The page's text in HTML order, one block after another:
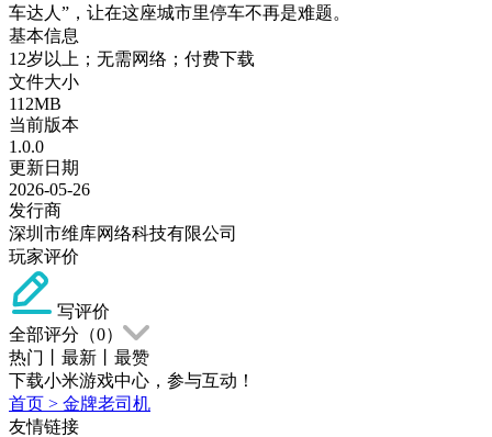
车达人”，让在这座城市里停车不再是难题。
基本信息
12岁以上；无需网络；付费下载
文件大小
112MB
当前版本
1.0.0
更新日期
2026-05-26
发行商
深圳市维库网络科技有限公司
玩家评价
写评价
全部评分（0）
热门
最新
最赞
下载小米游戏中心，参与互动！
首页 > 金牌老司机
友情链接